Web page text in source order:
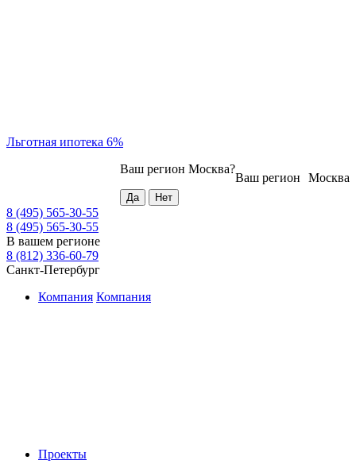
Льготная ипотека 6%
Москва
Ваш регион
Ваш регион Москва?
8 (495) 565-30-55
8 (495) 565-30-55
В вашем регионе
8 (812) 336-60-79
Санкт-Петербург
Компания Компания
Проекты